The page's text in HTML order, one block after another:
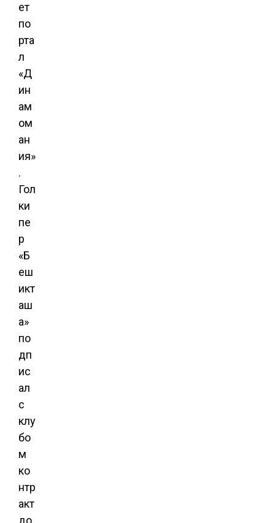
ет
по
рта
л
«Д
ин
ам
ом
ан
ия»
.
Гол
ки
пе
р
«Б
еш
икт
аш
а»
по
дп
ис
ал
с
клу
бо
м
ко
нтр
акт
до